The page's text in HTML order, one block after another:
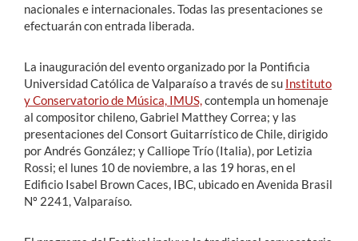
nacionales e internacionales. Todas las presentaciones se
efectuarán con entrada liberada.
La inauguración del evento organizado por la Pontificia
Universidad Católica de Valparaíso a través de su Instituto
y Conservatorio de Música, IMUS, contempla un homenaje
al compositor chileno, Gabriel Matthey Correa; y las
presentaciones del Consort Guitarrístico de Chile, dirigido
por Andrés González; y Calliope Trío (Italia), por Letizia
Rossi; el lunes 10 de noviembre, a las 19 horas, en el
Edificio Isabel Brown Caces, IBC, ubicado en Avenida Brasil
Nº 2241, Valparaíso.